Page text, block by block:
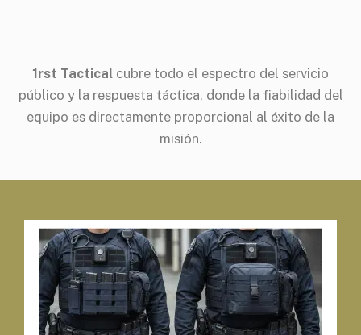
1rst Tactical cubre todo el espectro del servicio
público y la respuesta táctica, donde la fiabilidad del
equipo es directamente proporcional al éxito de la
misión.